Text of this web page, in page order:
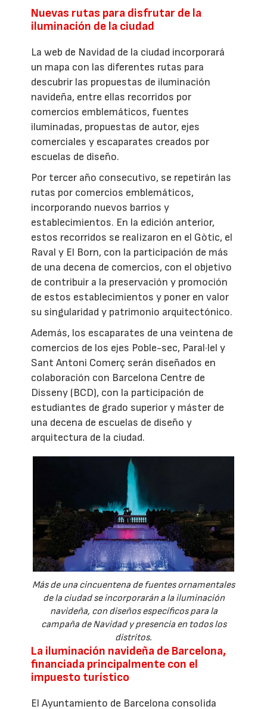
Nuevas rutas para disfrutar de la
iluminación de la ciudad
La web de Navidad de la ciudad incorporará
un mapa con las diferentes rutas para
descubrir las propuestas de iluminación
navideña, entre ellas recorridos por
comercios emblemáticos, fuentes
iluminadas, propuestas de autor, ejes
comerciales y escaparates creados por
escuelas de diseño.
Por tercer año consecutivo, se repetirán las
rutas por comercios emblemáticos,
incorporando nuevos barrios y
establecimientos. En la edición anterior,
estos recorridos se realizaron en el Gòtic, el
Raval y El Born, con la participación de más
de una decena de comercios, con el objetivo
de contribuir a la preservación y promoción
de estos establecimientos y poner en valor
su singularidad y patrimonio arquitectónico.
Además, los escaparates de una veintena de
comercios de los ejes Poble-sec, Paral·lel y
Sant Antoni Comerç serán diseñados en
colaboración con Barcelona Centre de
Disseny (BCD), con la participación de
estudiantes de grado superior y máster de
una decena de escuelas de diseño y
arquitectura de la ciudad.
Más de una cincuentena de fuentes ornamentales
de la ciudad se incorporarán a la iluminación
navideña, con diseños específicos para la
campaña de Navidad y presencia en todos los
distritos.
La iluminación navideña de Barcelona,
financiada principalmente con el
impuesto turístico
El Ayuntamiento de Barcelona consolida